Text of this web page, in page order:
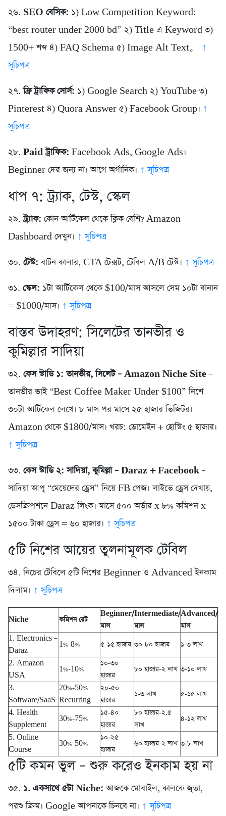
২৬. SEO বেসিক: ১) Low Competition Keyword:
“best router under 2000 bd” ২) Title এ Keyword ৩)
1500+ শব্দ ৪) FAQ Schema ৫) Image Alt Text。 ↑
সূচিপত্র
২৭.ফ্রি ট্রাফিক সোর্স: ১) Google Search ২) YouTube ৩)
Pinterest ৪) Quora Answer ৫) Facebook Group। ↑
সূচিপত্র
২৮. Paid ট্রাফিক: Facebook Ads, Google Ads।
Beginner দের জন্য না। আগে অর্গানিক। ↑ সূচিপত্র
ধাপ ৭: ট্র্যাক, টেস্ট, স্কেল
২৯.ট্র্যাক: কোন আর্টিকেল থেকে ক্লিক বেশি? Amazon
Dashboard দেখুন। ↑ সূচিপত্র
৩০. টেস্ট: বাটন কালার, CTA টেক্সট, টেবিল A/B টেস্ট। ↑ সূচিপত্র
৩১. স্কেল: ১টা আর্টিকেল থেকে $100/মাস আসলে সেম ১০টা বানান
= $1000/মাস। ↑ সূচিপত্র
বাস্তব উদাহরণ: সিলেটের তানভীর ও
কুমিল্লার সাদিয়া
৩২. কেস স্টাডি ১: তানভীর, সিলেট – Amazon Niche Site –
তানভীর ভাই “Best Coffee Maker Under $100” নিশে
৩০টা আর্টিকেল লেখে। ৮ মাস পর মাসে ২৫ হাজার ভিজিটর।
Amazon থেকে $1800/মাস। খরচ: ডোমেইন + হোস্টিং ৫ হাজার।
↑ সূচিপত্র
৩৩. কেস স্টাডি ২: সাদিয়া, কুমিল্লা – Daraz + Facebook –
সাদিয়া আপু “মেয়েদের ড্রেস” নিয়ে FB পেজ। লাইভে ড্রেস দেখায়,
ডেসক্রিপশনে Daraz লিংক। মাসে ৫০০ অর্ডার x ৮% কমিশন x
১৫০০ টাকা ড্রেস = ৬০ হাজার। ↑ সূচিপত্র
৫টি নিশের আয়ের তুলনামূলক টেবিল
৩৪. নিচের টেবিলে ৫টি নিশের Beginner ও Advanced ইনকাম
দিলাম। ↑ সূচিপত্র
Niche কমিশন রেট
Beginner/
মাস
Intermediate/
মাস
Advanced/
মাস
1. Electronics –
Daraz
1%-8% ৫-১৫ হাজার ৩০-৮০ হাজার
১-৩ লাখ
2. Amazon
USA
1%-10%
১০-৩০
হাজার
৮০ হাজার-২ লাখ ৩-১০ লাখ
3.
Software/SaaS
20%-50%
Recurring
২০-৫০
হাজার
১-৩ লাখ
৫-১৫ লাখ
4. Health
Supplement
30%-75%
১৫-৪০
হাজার
৮০ হাজার-২.৫
লাখ
৪-১২ লাখ
5. Online
Course
30%-50%
১০-২৫
হাজার
৬০ হাজার-২ লাখ ৩-৮ লাখ
৫টি কমন ভুল – শুরু করেও ইনকাম হয় না
৩৫. ১. একসাথে ৫টা Niche: আজকে মোবাইল, কালকে জুতা,
পরশু ক্রিম। Google আপনাকে চিনবে না। ↑ সূচিপত্র